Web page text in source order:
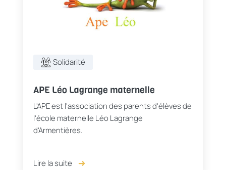
Solidarité
APE Léo Lagrange maternelle
L'APE est l'association des parents d'élèves de
l'école maternelle Léo Lagrange
d'Armentières.
Lire la suite